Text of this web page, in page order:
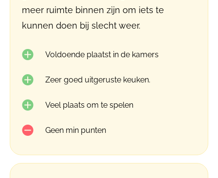
meer ruimte binnen zijn om iets te
kunnen doen bij slecht weer.
Voldoende plaatst in de kamers
Zeer goed uitgeruste keuken.
Veel plaats om te spelen
Geen min punten